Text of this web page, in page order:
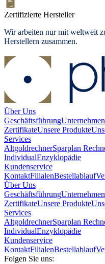
Zertifizierte Hersteller
Wir arbeiten nur mit weltweit
Herstellern zusammen.
Über Uns
Geschäftsführung
ZertifikateUnsere Produkte
Services
AltgoldrechnerSparplan
IndividualEnzyklopädie
Kundenservice
KontaktFilialenBestellablauf
Über Uns
Geschäftsführung
ZertifikateUnsere Produkte
Services
AltgoldrechnerSparplan
IndividualEnzyklopädie
Kundenservice
KontaktFilialenBestellablauf
Folgen Sie uns: